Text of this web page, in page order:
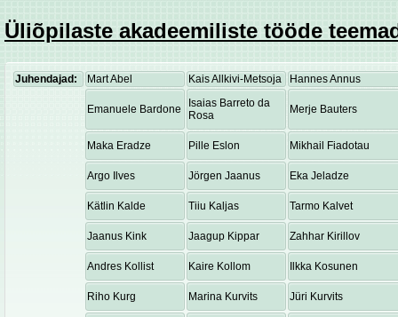
Üliõpilaste akadeemiliste tööde
Juhendajad: Mart Abel Kais Allkivi-Metsoja Hannes Annus
Emanuele Bardone
Isaias Barreto da
Rosa
Merje Bauters
Maka Eradze Pille Eslon Mikhail Fiadotau
Argo Ilves Jörgen Jaanus Eka Jeladze
Kätlin Kalde Tiiu Kaljas Tarmo Kalvet
Jaanus Kink Jaagup Kippar Zahhar Kirillov
Andres Kollist Kaire Kollom Ilkka Kosunen
Riho Kurg Marina Kurvits Jüri Kurvits